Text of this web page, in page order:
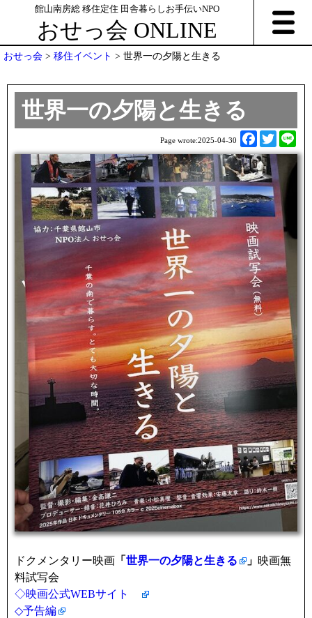
館山南房総 移住定住 田舎暮らしお手伝いNPO
おせっ会 ONLINE
おせっ会 > 移住イベント > 世界一の夕陽と生きる
世界一の夕陽と生きる
Page wrote:2025-04-30
F
a
c
e
b
o
o
k
T
w
i
t
e
r
i
ドクメンタリー映画 「 世界一の夕陽と生きる 」 映画無
料試写会
◇映画公式WEBサイト
◇予告編